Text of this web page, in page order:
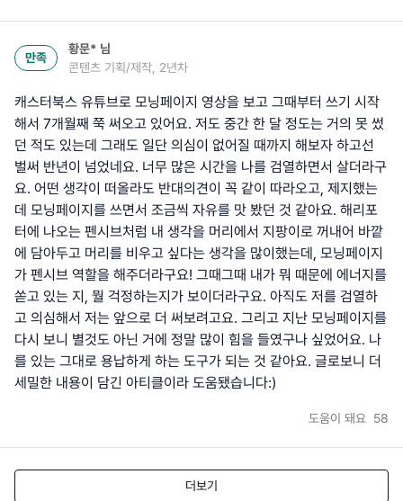
만족
황문* 님
콘텐츠 기획/제작, 2년차
캐스터북스 유튜브로 모닝페이지 영상을 보고 그때부터 쓰기 시작
해서 7개월째 쭉 써오고 있어요. 저도 중간 한 달 정도는 거의 못 썼
던 적도 있는데 그래도 일단 의심이 없어질 때까지 해보자 하고선
벌써 반년이 넘었네요. 너무 많은 시간을 나를 검열하면서 살더라구
요. 어떤 생각이 떠올라도 반대의견이 꼭 같이 따라오고, 제지했는
데 모닝페이지를 쓰면서 조금씩 자유를 맛 봤던 것 같아요. 해리포
터에 나오는 펜시브처럼 내 생각을 머리에서 지팡이로 꺼내어 바깥
에 담아두고 머리를 비우고 싶다는 생각을 많이했는데, 모닝페이지
가 펜시브 역할을 해주더라구요! 그때그때 내가 뭐 때문에 에너지를
쏟고 있는 지, 뭘 걱정하는지가 보이더라구요. 아직도 저를 검열하
고 의심해서 저는 앞으로 더 써보려고요. 그리고 지난 모닝페이지를
다시 보니 별것도 아닌 거에 정말 많이 힘을 들였구나 싶었어요. 나
를 있는 그대로 용납하게 하는 도구가 되는 것 같아요. 글로보니 더
세밀한 내용이 담긴 아티클이라 도움됐습니다:)
도움이 돼요 58
더보기